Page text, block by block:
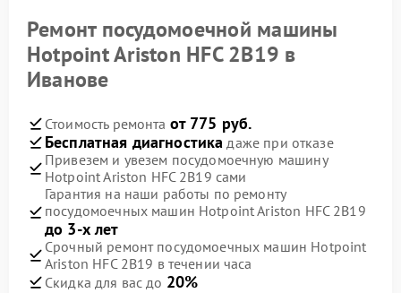
Ремонт посудомоечной машины
Hotpoint Ariston HFC 2B19 в
Иванове
Стоимость ремонта от 775 руб.
Бесплатная диагностика даже при отказе
Привезем и увезем посудомоечную машину
Hotpoint Ariston HFC 2B19 сами
Гарантия на наши работы по ремонту
посудомоечных машин Hotpoint Ariston HFC 2B19
до 3-х лет
Срочный ремонт посудомоечных машин Hotpoint
Ariston HFC 2B19 в течении часа
Скидка для вас до 20%